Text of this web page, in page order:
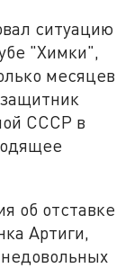
ситуацию
"Химки",
месяцев
СССР в
об отставке
Артиги,